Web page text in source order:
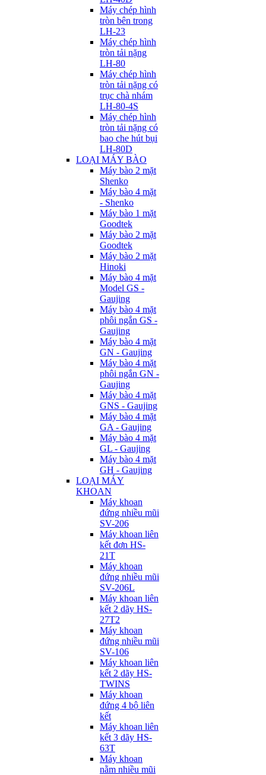
Máy chép hình
tròn bên trong
LH-23
Máy chép hình
tròn tải nặng
LH-80
Máy chép hình
tròn tải nặng có
trục chà nhám
LH-80-4S
Máy chép hình
tròn tải nặng có
bao che hút bụi
LH-80D
LOẠI MÁY BÀO
Máy bào 2 mặt
Shenko
Máy bào 4 mặt
- Shenko
Máy bào 1 mặt
Goodtek
Máy bào 2 mặt
Goodtek
Máy bào 2 mặt
Hinoki
Máy bào 4 mặt
Model GS -
Gaujing
Máy bào 4 mặt
phôi ngắn GS -
Gaujing
Máy bào 4 mặt
GN - Gaujing
Máy bào 4 mặt
phôi ngắn GN -
Gaujing
Máy bào 4 mặt
GNS - Gaujing
Máy bào 4 mặt
GA - Gaujing
Máy bào 4 mặt
GL - Gaujing
Máy bào 4 mặt
GH - Gaujing
LOẠI MÁY
KHOAN
Máy khoan
đứng nhiều mũi
SV-206
Máy khoan liên
kết đơn HS-
21T
Máy khoan
đứng nhiều mũi
SV-206L
Máy khoan liên
kết 2 dãy HS-
27T2
Máy khoan
đứng nhiều mũi
SV-106
Máy khoan liên
kết 2 dãy HS-
TWINS
Máy khoan
đứng 4 bộ liên
kết
Máy khoan liên
kết 3 dãy HS-
63T
Máy khoan
nằm nhiều mũi